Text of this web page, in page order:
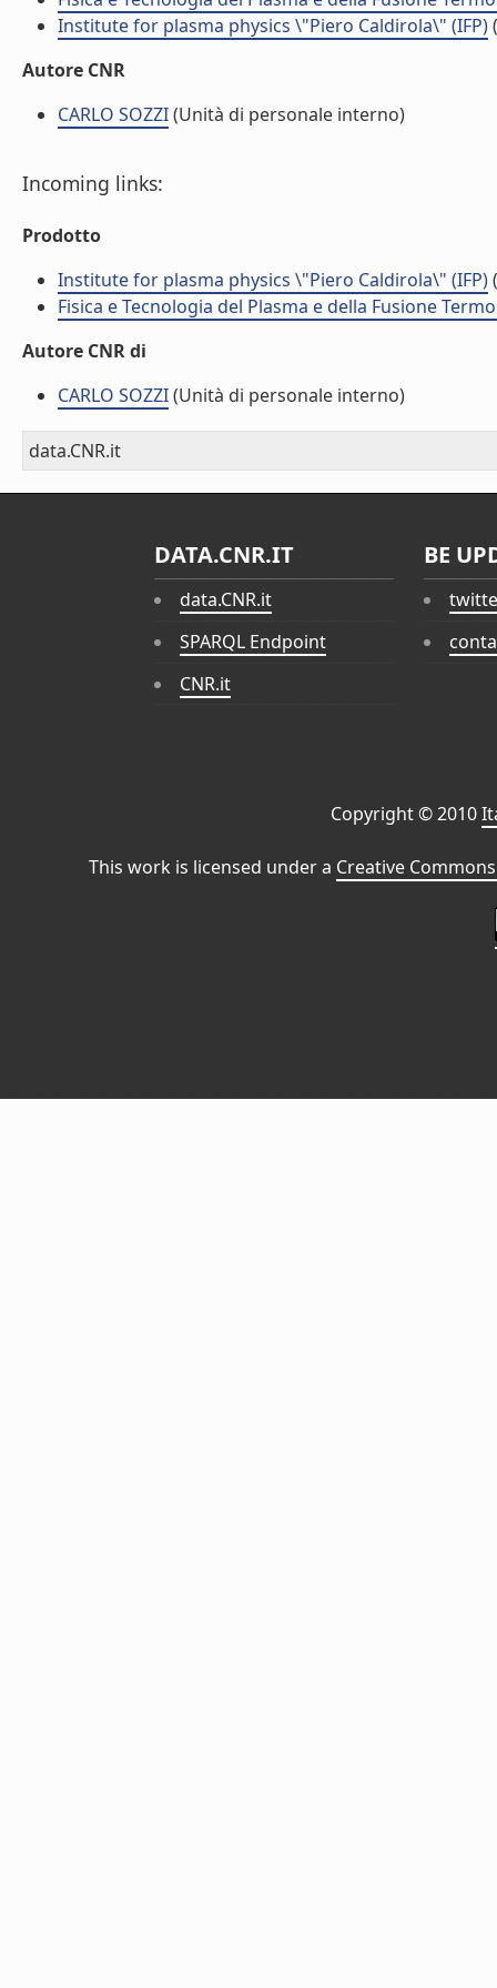
Institute for plasma physics \"Piero Caldirola\" (IFP)
Autore CNR
CARLO SOZZI(Unità di personale interno)
Incoming links:
Prodotto
Institute for plasma physics \"Piero Caldirola\" (IFP)
Fisica e Tecnologia del Plasma e della Fusione
Autore CNR di
CARLO SOZZI(Unità di personale interno)
data.CNR.it
DATA.CNR.IT
data.CNR.it
SPARQL Endpoint
CNR.it
BE
Copyright © 2010
This work is licensed under a Creative